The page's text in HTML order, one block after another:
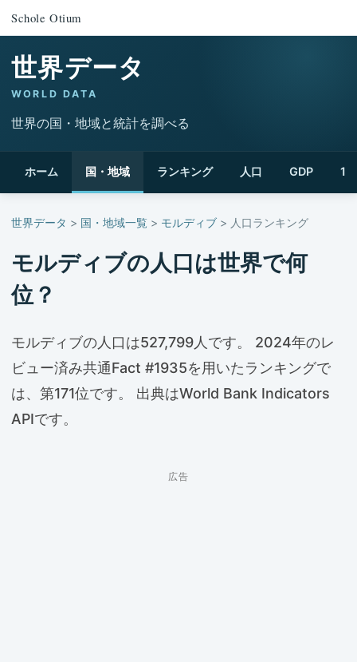
Schole Otium
世界データ
WORLD DATA
世界の国・地域と統計を調べる
ホーム 国・地域 ランキング 人口 GDP 1
世界データ > 国・地域一覧 > モルディブ > 人口ランキング
モルディブの人口は世界で何
位？
モルディブの人口は527,799人です。 2024年のレ
ビュー済み共通Fact #1935を用いたランキングで
は、第171位です。 出典はWorld Bank Indicators
APIです。
広告